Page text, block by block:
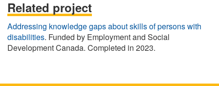
Related project
Addressing knowledge gaps about skills of persons with
disabilities. Funded by Employment and Social
Development Canada. Completed in 2023.